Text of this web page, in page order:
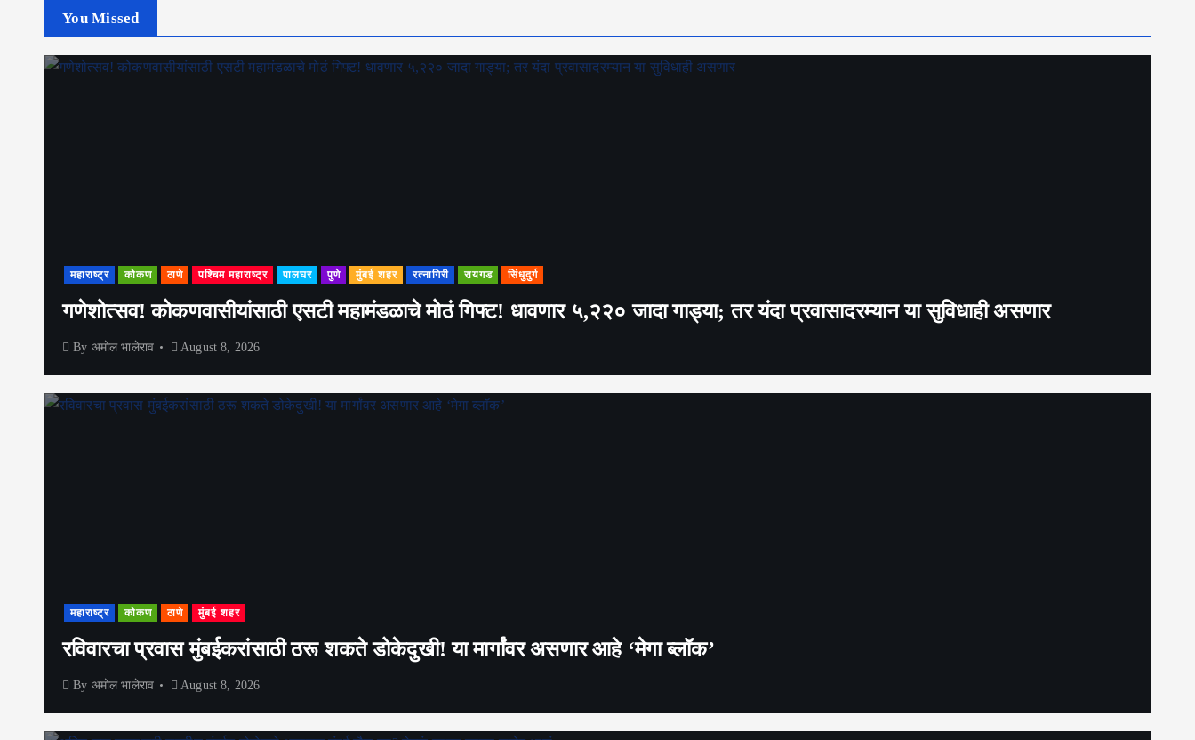
You Missed
महाराष्ट्र कोकण ठाणे पश्चिम महाराष्ट्र पालघर पुणे मुंबई शहर रत्नागिरी रायगड सिंधुदुर्ग
गणेशोत्सव! कोकणवासीयांसाठी एसटी महामंडळाचे मोठं गिफ्ट! धावणार ५,२२० जादा गाड्या; तर यंदा प्रवासादरम्यान या सुविधाही असणार
By अमोल भालेराव August 8, 2026
महाराष्ट्र कोकण ठाणे मुंबई शहर
रविवारचा प्रवास मुंबईकरांसाठी ठरू शकते डोकेदुखी! या मार्गांवर असणार आहे ‘मेगा ब्लॉक’
By अमोल भालेराव August 8, 2026